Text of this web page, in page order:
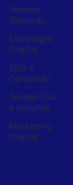
Vendas
Técnicas
Estratégia
Digital
SEO e
Conteúdo
Tendências
e Insights
Marketing
Digital